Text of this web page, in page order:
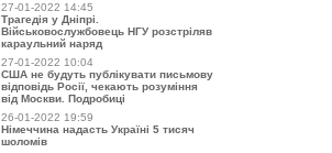
27-01-2022 14:45
Трагедія у Дніпрі.
Військовослужбовець НГУ розстріляв
караульний наряд
27-01-2022 10:04
США не будуть публікувати письмову
відповідь Росії, чекають розуміння
від Москви. Подробиці
26-01-2022 19:59
Німеччина надасть Україні 5 тисяч
шоломів